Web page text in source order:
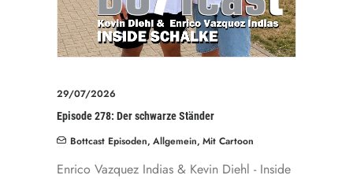
29/07/2026
Episode 278: Der schwarze Ständer
Bottcast Episoden, Allgemein, Mit Cartoon
Enrico Vazquez Indias & Kevin Diehl - Inside